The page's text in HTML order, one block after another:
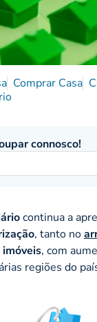
Comprar Casa
connosco!
continua a
, tanto no
imóveis, com
regiões do